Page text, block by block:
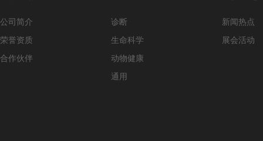
公司简介
荣誉资质
合作伙伴
诊断
生命科学
动物健康
通用
新闻热点
展会活动